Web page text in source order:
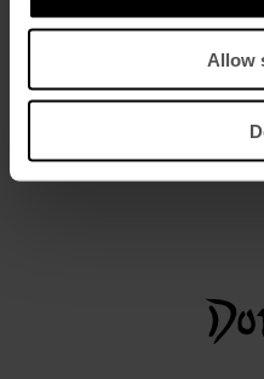
Allow
€ 650,00